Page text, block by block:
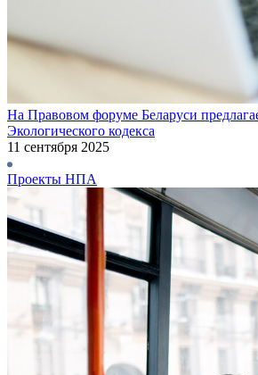
На Правовом форуме Беларуси
Экологического кодекса
11 сентября 2025
Проекты НПА